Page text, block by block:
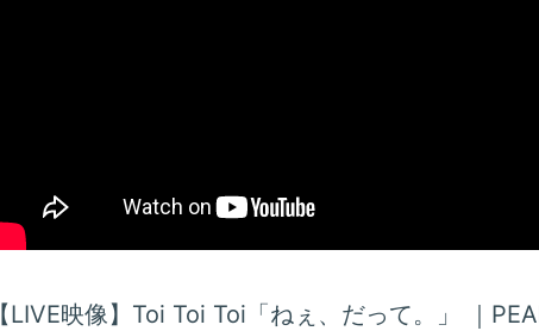
【LIVE映像】Toi Toi Toi「ねぇ、だって。」 ｜